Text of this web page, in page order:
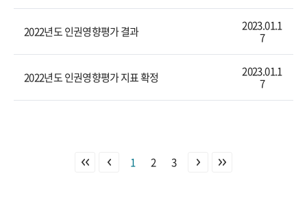
2022년도 인권영향평가 결과
2023.01.1
7
2022년도 인권영향평가 지표 확정
2023.01.1
7
1 2 3